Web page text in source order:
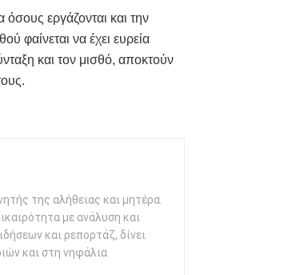
εργάζονται και την
φαίνεται να έχει ευρεία
και τον μισθό, αποκτούν
της αλήθειας και μητέρα.
με ανάλυση και
και ρεπορτάζ, δίνει
και στη νηφάλια